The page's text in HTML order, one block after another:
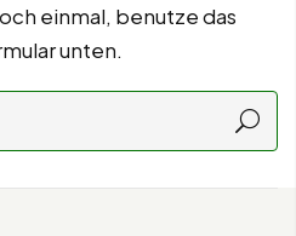
einmal, benutze das
unten.